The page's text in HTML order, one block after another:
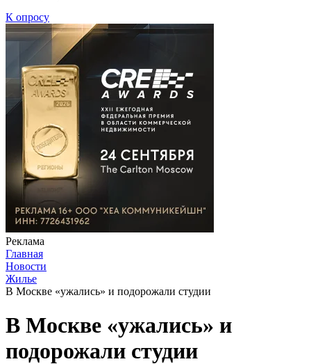
К опросу
Реклама
Главная
Новости
Жилье
В Москве «ужались» и подорожали студии
В Москве «ужались» и
подорожали студии